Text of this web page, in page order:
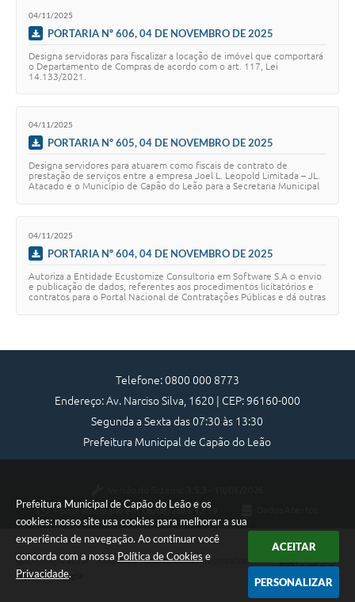
Prefeitura Municipal de Capão do Leão e os
cookies: nosso site usa cookies para melhorar a sua
experiência de navegação. Ao continuar você
concorda com a nossa Política de Cookies e
Privacidade.
ACEITAR
PERSONALIZAR
04/11/2025
PORTARIA Nº 606, 04 DE NOVEMBRO DE 2025
Designa servidoras para fiscalizar a locação de imóvel que comportará
o Departamento de Compras de acordo com o art. 117, Lei
14.133/2021.
04/11/2025
PORTARIA Nº 605, 04 DE NOVEMBRO DE 2025
Designa servidores para atuarem como fiscais de contrato de
prestação de serviços entre a empresa Joel L. Leopold Limitada – JL.
Atacado e o Município de Capão do Leão para a Secretaria Municipal
04/11/2025
PORTARIA Nº 604, 04 DE NOVEMBRO DE 2025
Autoriza a Entidade Ecustomize Consultoria em Software S.A o envio
e publicação de dados, referentes aos procedimentos licitatórios e
contratos para o Portal Nacional de Contratações Públicas e dá outras
Telefone: 0800 000 8773
Endereço: Av. Narciso Silva, 1620 | CEP: 96160-000
Segunda a Sexta das 07:30 às 13:30
Prefeitura Municipal de Capão do Leão
Portal atualizado em:06/08/2026 12:19
Copyright Instar - 2006-2026. Todos os direitos reservados -
Instar Tecnologia